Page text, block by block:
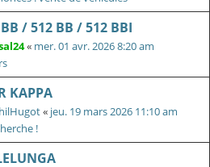
/ 512 BB / 512 BBI
« mer. 01 avr. 2026 8:20 am
KAPPA
« jeu. 19 mars 2026 11:10 am
!